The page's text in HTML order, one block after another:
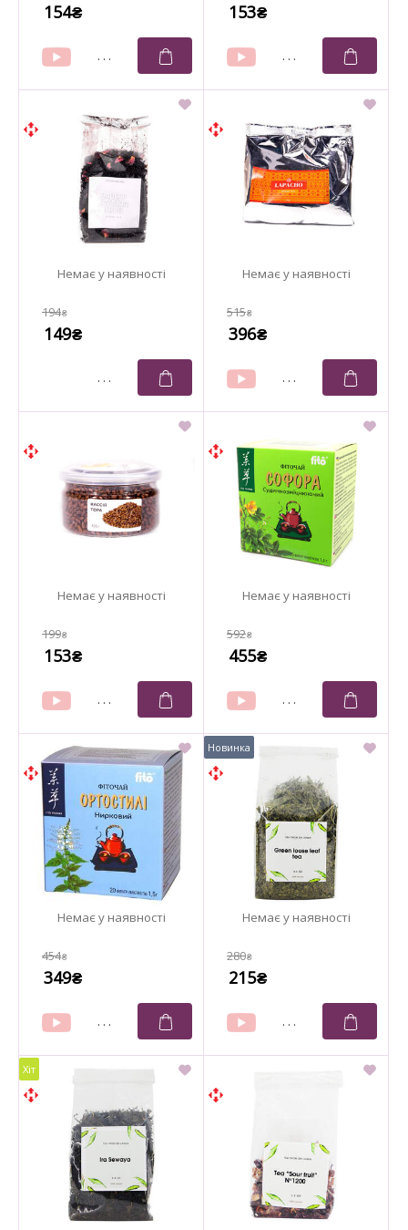
154₴ 153₴
194₴
149₴
515₴
396₴
199₴
153₴
592₴
455₴
454₴
349₴
280₴
215₴